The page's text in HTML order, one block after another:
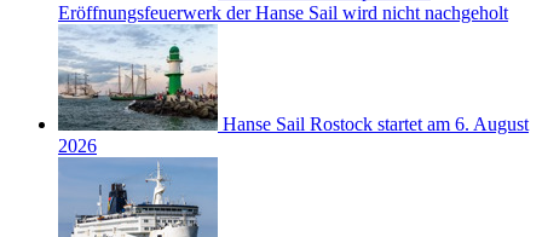
Eröffnungsfeuerwerk der Hanse Sail wird nicht nachgeholt
Hanse Sail Rostock startet am 6. August
2026